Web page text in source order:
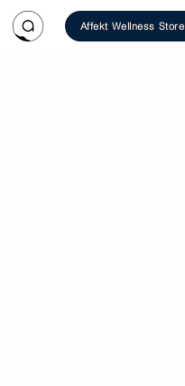
Affekt Wellness Store